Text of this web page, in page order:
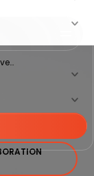
สื่อสาร